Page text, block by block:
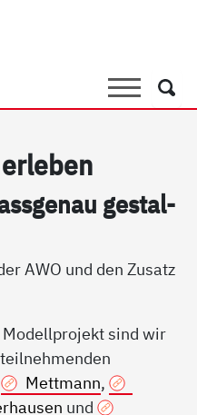
SucheSuche
ge­stal­
sind wir
Mettmann,
und